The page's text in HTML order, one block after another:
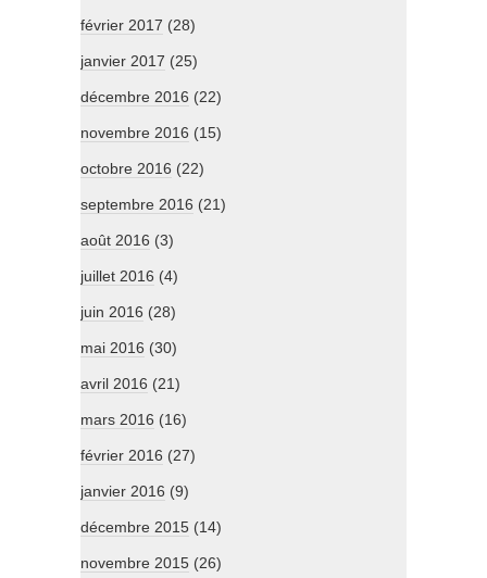
février 2017 (28)
janvier 2017 (25)
décembre 2016 (22)
novembre 2016 (15)
octobre 2016 (22)
septembre 2016 (21)
août 2016 (3)
juillet 2016 (4)
juin 2016 (28)
mai 2016 (30)
avril 2016 (21)
mars 2016 (16)
février 2016 (27)
janvier 2016 (9)
décembre 2015 (14)
novembre 2015 (26)